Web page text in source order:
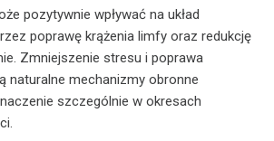
pozytywnie wpływać na układ
poprawę krążenia limfy oraz redukcję
Zmniejszenie stresu i poprawa
naturalne mechanizmy obronne
szczególnie w okresach